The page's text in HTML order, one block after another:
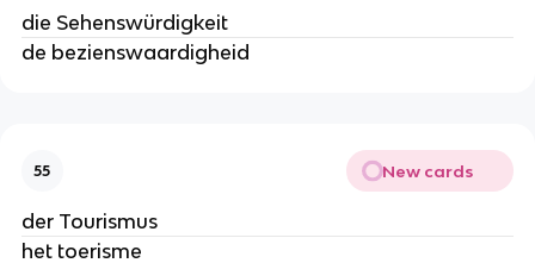
die Sehenswürdigkeit
de bezienswaardigheid
55 New cards
der Tourismus
het toerisme